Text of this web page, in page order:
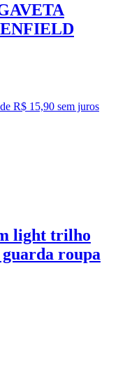
R$ 15,90 sem juros
light trilho
roupa